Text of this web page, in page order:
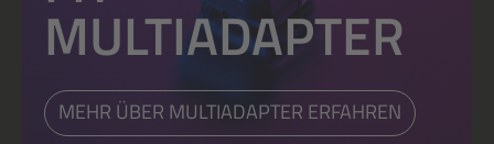
MULTIADAPTER
MEHR ÜBER MULTIADAPTER ERFAHREN